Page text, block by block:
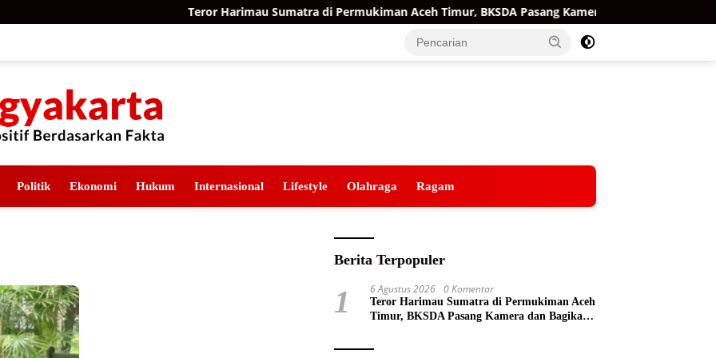
Teror Harimau Sumatra di Permukiman Aceh Timur, BKSDA Pasang Kamera dan Bagikan Mercon
Politik Ekonomi Hukum Internasional Lifestyle Olahraga Ragam
Berita Terpopuler
1 6 Agustus 2026 0 Komentar
Teror Harimau Sumatra di Permukiman Aceh
Timur, BKSDA Pasang Kamera dan Bagikan